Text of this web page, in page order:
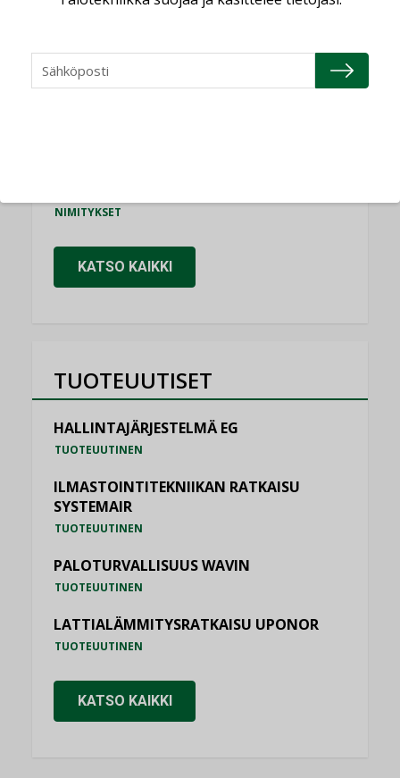
Refair
NIMITYKSET
KATSO KAIKKI
TUOTEUUTISET
HALLINTAJÄRJESTELMÄ EG
TUOTEUUTINEN
ILMASTOINTITEKNIIKAN RATKAISU
SYSTEMAIR
TUOTEUUTINEN
PALOTURVALLISUUS WAVIN
TUOTEUUTINEN
LATTIALÄMMITYSRATKAISU UPONOR
TUOTEUUTINEN
KATSO KAIKKI